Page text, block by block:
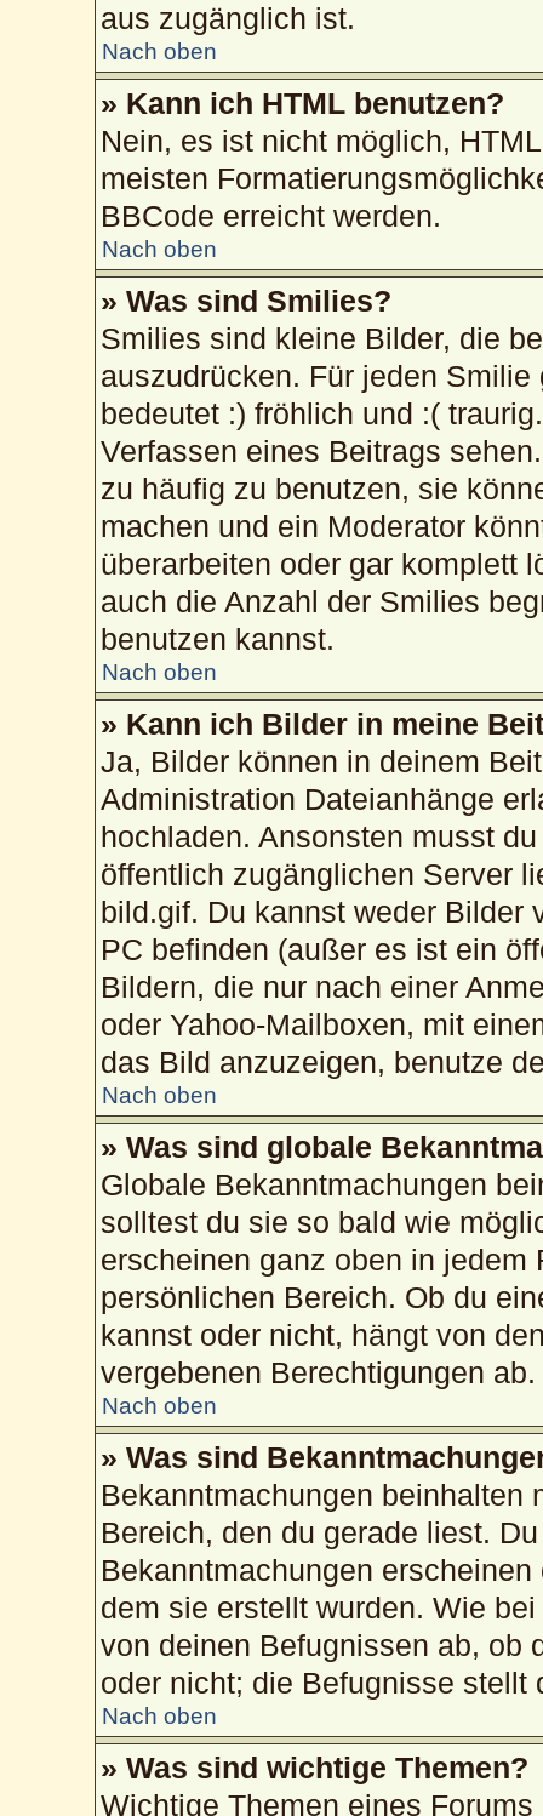
aus zugänglich ist.
Nach oben
» Kann ich HTML benutzen?
Nein, es ist nicht möglich,
meisten
BBCode erreicht werden.
Nach oben
» Was sind Smilies?
Smilies sind kleine Bilder, die
auszudrücken. Für jeden
bedeutet :) fröhlich und :(
Verfassen eines Beitrags
zu häufig zu benutzen, sie
machen und ein Moderator
überarbeiten oder gar komplett
auch die Anzahl der Smilies
benutzen kannst.
Nach oben
» Kann ich Bilder in meine
Ja, Bilder können in deinem
Administration Dateianhänge
hochladen. Ansonsten musst
öffentlich zugänglichen Server
bild.gif. Du kannst weder Bilder
PC befinden (außer es ist ein
Bildern, die nur nach einer
oder Yahoo-Mailboxen, mit
das Bild anzuzeigen, benutze
Nach oben
» Was sind globale
Globale Bekanntmachungen
solltest du sie so bald wie
erscheinen ganz oben in
persönlichen Bereich. Ob du
kannst oder nicht, hängt von
vergebenen Berechtigungen ab.
Nach oben
» Was sind
Bekanntmachungen beinhalten
Bereich, den du gerade liest.
Bekanntmachungen
dem sie erstellt wurden. Wie
von deinen Befugnissen ab, ob
oder nicht; die Befugnisse stellt
Nach oben
» Was sind wichtige Themen?
Wichtige Themen eines